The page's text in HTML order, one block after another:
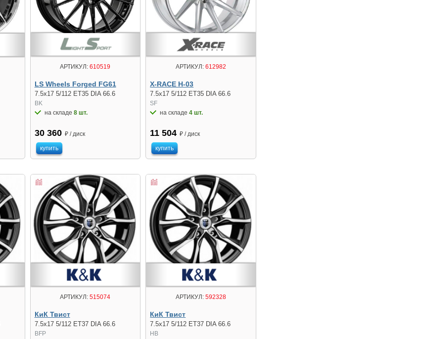
АРТИКУЛ: 610519
LS Wheels Forged FG61
7.5x17 5/112 ET35 DIA 66.6
BK
на складе 8 шт.
30 360 ₽ / диск
купить
АРТИКУЛ: 612982
X-RACE H-03
7.5x17 5/112 ET35 DIA 66.6
SF
на складе4 шт.
11 504 ₽ / диск
купить
АРТИКУЛ: 515074
КиК Твист
7.5x17 5/112 ET37 DIA 66.6
BFP
АРТИКУЛ: 592328
КиК Твист
7.5x17 5/112 ET37 DIA 66.6
HB